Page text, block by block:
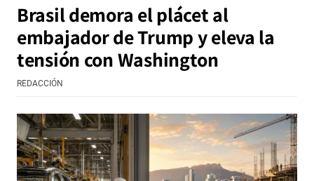
Brasil demora el plácet al
embajador de Trump y eleva la
tensión con Washington
REDACCIÓN